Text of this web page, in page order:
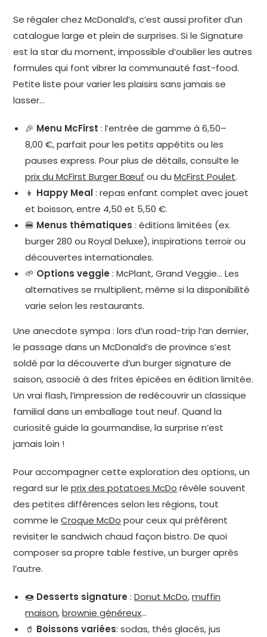
Se régaler chez McDonald’s, c’est aussi profiter d’un
catalogue large et plein de surprises. Si le Signature
est la star du moment, impossible d’oublier les autres
formules qui font vibrer la communauté fast-food.
Petite liste pour varier les plaisirs sans jamais se
lasser…
🎉 Menu McFirst : l’entrée de gamme à 6,50–
8,00 €, parfait pour les petits appétits ou les
pauses express. Pour plus de détails, consulte le
prix du McFirst Burger Bœuf ou duMcFirst Poulet.
👦 Happy Meal: repas enfant complet avec jouet
et boisson, entre 4,50 et 5,50 €.
🍔 Menus thématiques : éditions limitées (ex.
burger 280 ou Royal Deluxe), inspirations terroir ou
découvertes internationales.
🌱 Options veggie : McPlant, Grand Veggie… Les
alternatives se multiplient, même si la disponibilité
varie selon les restaurants.
Une anecdote sympa : lors d’un road-trip l’an dernier,
le passage dans un McDonald’s de province s’est
soldé par la découverte d’un burger signature de
saison, associé à des frites épicées en édition limitée.
Un vrai flash, l’impression de redécouvrir un classique
familial dans un emballage tout neuf. Quand la
curiosité guide la gourmandise, la surprise n’est
jamais loin !
Pour accompagner cette exploration des options, un
regard sur leprix des potatoes McDo révèle souvent
des petites différences selon les régions, tout
comme leCroque McDo pour ceux qui préfèrent
revisiter le sandwich chaud façon bistro. De quoi
composer sa propre table festive, un burger après
l’autre.
🍩 Desserts signature :Donut McDo,muffin
maison,brownie généreux…
🥤 Boissons variées: sodas, thés glacés, jus